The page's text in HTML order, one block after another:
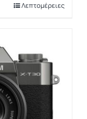
Λεπτομέρειες